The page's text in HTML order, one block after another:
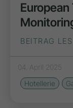
BEITRAG
04. April 2025
Hotellerie